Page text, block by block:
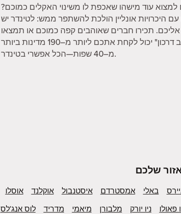
עוד מישהו שאכפת לו משינוי האקלים כמוכם?
עם היכרויות אונליין הולכת להשתפר ממש: לטינדר יש
תכירו חברים שאוהבים קפה כמוכם או תמצאו
מישהו שיכול לקחת אתכם במטקות. וכשאתם מרגישים צורך להתרחק קצת, הפיצ'ר "מצב דרכון" יכול לקחת אתכם ליותר מ–190 מדינות ביותר
מ–40 שפות—הכל אפשרי בטינדר.
אוסלו אוקלנד איסטנבול אמסטרדם באלי
לוס אנג'לס
מדריד מיאמי מלבורן ניו יורק פאולו